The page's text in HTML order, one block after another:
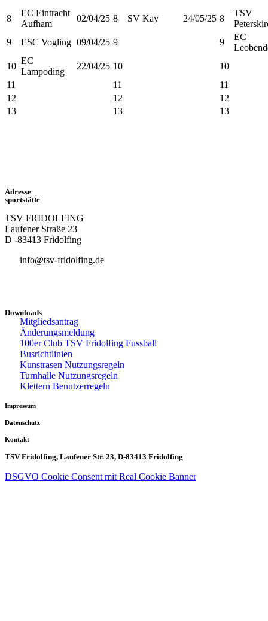
8
EC Eintracht
Aufham
02/04/25 8 SV Kay 24/05/25 8
TSV
9
ESC Vogling 09/04/25 9 9
EC
10
EC
Lampoding
22/04/25 10
10
11
11
11
12
12
12
13
13 13
Adresse
sportstätte
TSV FRIDOLFING
Laufener Straße 23
D -83413 Fridolfing
info@tsv-fridolfing.de
Downloads
Mitgliedsantrag
Änderungsmeldung
100er Club TSV Fridolfing Fussball
Busrichtlinien
Kunstrasen Nutzungsregeln
Turnhalle Nutzungsregeln
Klettern Benutzerregeln
Impressum
Datenschutz
Kontakt
TSV Fridolfing, Laufener Str. 23, D-83413 Fridolfing
DSGVO Cookie Consent mit Real Cookie Banner